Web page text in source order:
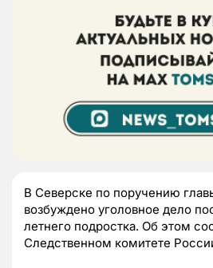
В Северске по поручению
возбуждено уголовное дело
летнего подростка. Об этом
Следственном комитете